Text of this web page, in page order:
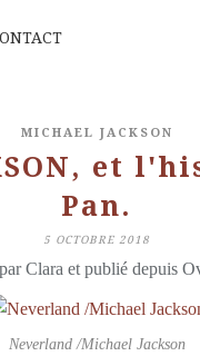
MICHAEL JACKSON
et
Pan.
5 OCTOBRE 2018
Clara et publié depuis
Neverland /Michael Jackson